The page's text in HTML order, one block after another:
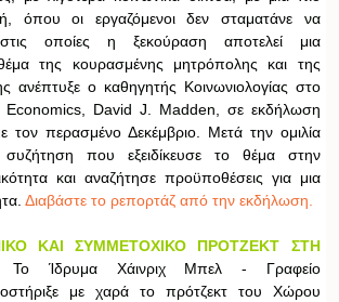
όπου οι εργαζόμενοι δεν σταματάνε να
οποίες η ξεκούραση αποτελεί μια
της κουρασμένης μητρόπολης και της
ανέπτυξε ο καθηγητής Κοινωνιολογίας στο
David J. Madden, σε εκδήλωση
τον περασμένο Δεκέμβριο. Μετά την ομιλία
που εξειδίκευσε το θέμα στην
και αναζήτησε προϋποθέσεις για μια
Διαβάστε το ρεπορτάζ από την εκδήλωση.
ΚΑΙ ΣΥΜΜΕΤΟΧΙΚΟ ΠΡΟΤΖΕΚΤ ΣΤΗ
Ίδρυμα Χάινριχ Μπελ - Γραφείο
με χαρά το πρότζεκτ του Χώρου